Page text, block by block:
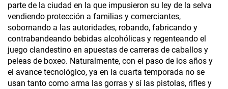
parte de la ciudad en la que impusieron su ley de la selva
vendiendo protección a familias y comerciantes,
sobornando a las autoridades, robando, fabricando y
contrabandeando bebidas alcohólicas y regenteando el
juego clandestino en apuestas de carreras de caballos y
peleas de boxeo. Naturalmente, con el paso de los años y
el avance tecnológico, ya en la cuarta temporada no se
usan tanto como arma las gorras y sí las pistolas, rifles y